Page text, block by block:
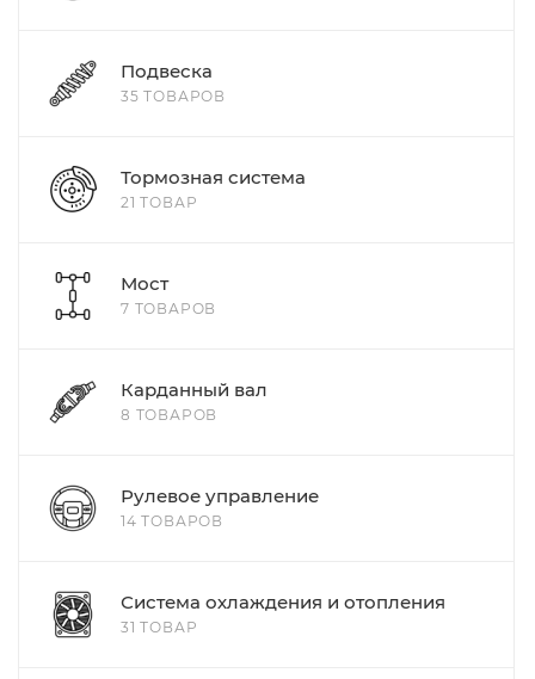
Подвеска
35 ТОВАРОВ
Тормозная система
21 ТОВАР
Мост
7 ТОВАРОВ
Карданный вал
8 ТОВАРОВ
Рулевое управление
14 ТОВАРОВ
Система охлаждения и отопления
31 ТОВАР